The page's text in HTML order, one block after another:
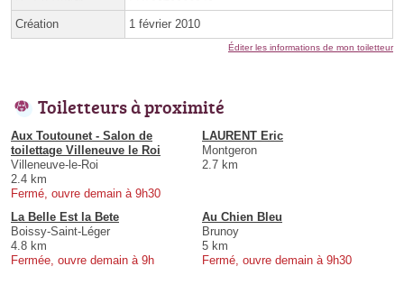
Création 1 février 2010
Éditer les informations de mon toiletteur
Toiletteurs à proximité
Aux Toutounet - Salon de
toilettage Villeneuve le Roi
Villeneuve-le-Roi
2.4 km
Fermé, ouvre demain à 9h30
LAURENT Eric
Montgeron
2.7 km
La Belle Est la Bete
Boissy-Saint-Léger
4.8 km
Fermée, ouvre demain à 9h
Au Chien Bleu
Brunoy
5 km
Fermé, ouvre demain à 9h30